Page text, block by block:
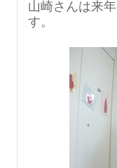
山崎さんは来
す。